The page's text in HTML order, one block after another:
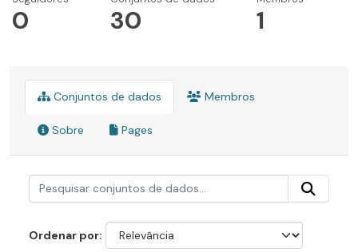
0 30 1
Conjuntos de dados Membros
Sobre Pages
Ordenar por